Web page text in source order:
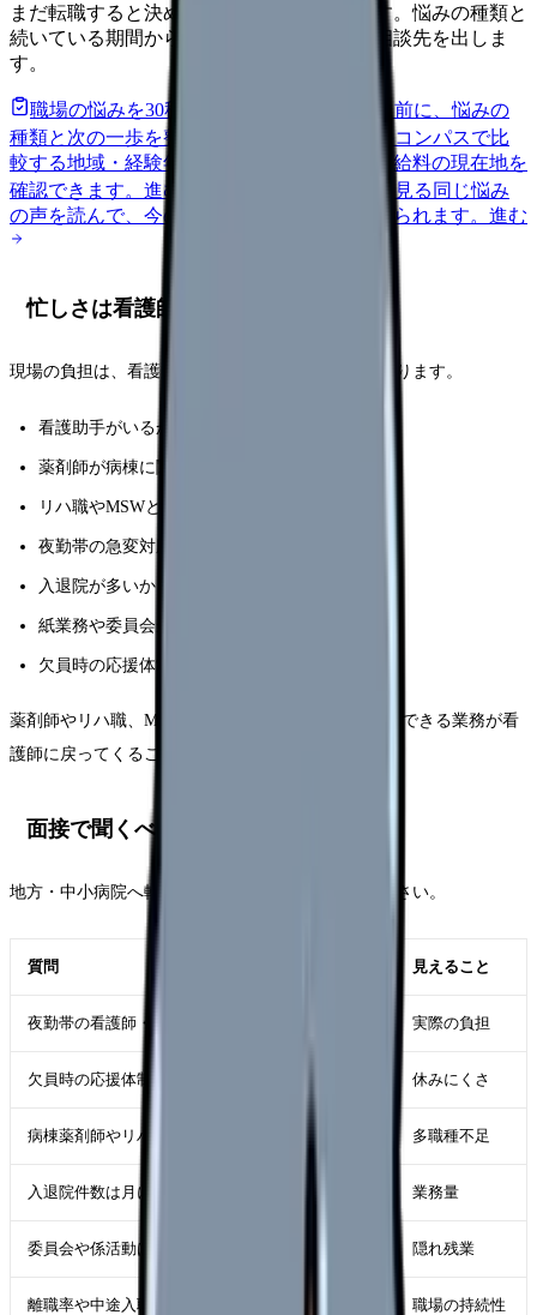
まだ転職すると決めていなくても大丈夫です。悩みの種類と
続いている期間から、次に見るべき記事と相談先を出しま
す。
職場の悩みを30秒で診断
辞めるべきか迷う前に、悩みの
種類と次の一歩を整理します。
給料コンパスで比
較する地域・経験年数・施設形態から、今の給料の現在地を
確認できます。 進む 匿名掲示板で本音を見る 同じ悩み
の声を読んで、今の職場だけの問題か確かめられます。 進む
忙しさは看護師数だけで決まらない
現場の負担は、看護師数だけでなく次の要素で変わります。
看護助手がいるか
薬剤師が病棟に関われるか
リハ職やMSWと連携できるか
夜勤帯の急変対応が多いか
入退院が多いか
紙業務や委員会が多いか
欠員時の応援体制があるか
薬剤師やリハ職、MSWが不足していると、本来分担できる業務が看
護師に戻ってくることがあります。
面接で聞くべき質問
地方・中小病院へ転職する時は、次を確認してください。
質問 見えること
夜勤帯の看護師・看護助手の人数は何人ですか？ 実際の負担
欠員時の応援体制はありますか？ 休みにくさ
病棟薬剤師やリハ職はどの程度関わりますか？ 多職種不足
入退院件数は月にどれくらいですか？ 業務量
委員会や係活動は勤務時間内ですか？ 隠れ残業
離職率や中途入職者の定着状況はどうですか？ 職場の持続性